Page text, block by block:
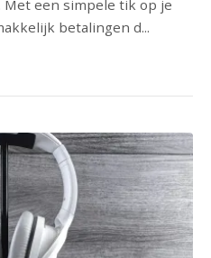
een simpele tik op je
betalingen d...